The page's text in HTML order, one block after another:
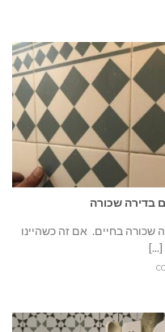
בדירה שכורה
בחיים. אם זה כשהיינו